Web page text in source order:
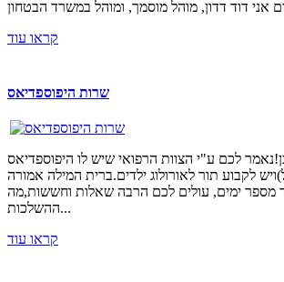
קראו עוד
שרות היפוספדיאס
לכם ע"י הצוות הרפואי שיש לו היפוספדיאס
לקבוע תור לאורולוג ילדים.ברית המילה אמורה
מספר ימים, עולים לכם הרבה שאלות וחששות,מה
ההשלכות...
קראו עוד